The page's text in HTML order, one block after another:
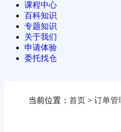
课程中心
百科知识
专题知识
关于我们
申请体验
委托找仓
当前位置： 首页 > 订单管